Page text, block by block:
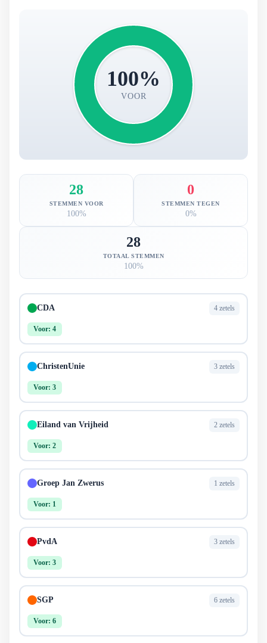
100%
VOOR
28
STEMMEN VOOR
100%
0
STEMMEN TEGEN
0%
28
TOTAAL STEMMEN
100%
CDA 4 zetels
Voor: 4
ChristenUnie 3 zetels
Voor: 3
Eiland van Vrijheid 2 zetels
Voor: 2
Groep Jan Zwerus 1 zetels
Voor: 1
PvdA 3 zetels
Voor: 3
SGP 6 zetels
Voor: 6